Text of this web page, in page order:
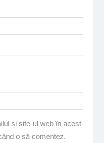
și site-ul web în acest
o să comentez.